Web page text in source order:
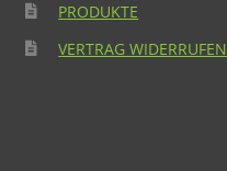
PRODUKTE
VERTRAG WIDERRUFEN